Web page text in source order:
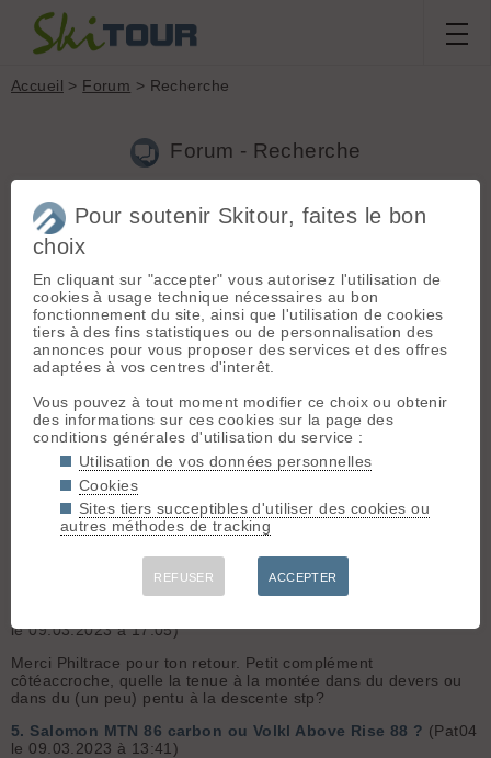
Accueil > Forum > Recherche
Forum - Recherche
Nouveau sujet|Voir tous les sujets
12 résultats
Salomon MTN 86 carbon ou Volkl Above Rise 88 ?
le 13.03.2023 à 22:34)
Merci Roufff pour ton retour. Je vais essayer de me renseigner
s'il y a déjà des informations !
Salomon MTN 86 carbon ou Volkl Above Rise 88 ?
(Pat04
le 10.03.2023 à 11:29)
@ravachol : merci ! @jacky05 : j'en suis très content (bien que
fatigués) mais les nouvelles versions de Transalp semblent
avoir perdu en rigidité et les 2 visés seraient aussi un poil plus
légers... faut bien compenser les poids des années ...
Salomon MTN 86 carbon ou Volkl Above Rise 88 ?
Encore merci Philtrace !
le 09.03.2023 à 17:05)
Merci Philtrace pour ton retour. Petit complément
côtéaccroche, quelle la tenue à la montée dans du devers ou
dans du (un peu) pentu à la descente stp?
5. Salomon MTN 86 carbon ou Volkl Above Rise 88 ? (Pat04
le 09.03.2023 à 13:41)
Pour soutenir Skitour, faites le bon
choix
En cliquant sur "accepter" vous autorisez l'utilisation de
cookies à usage technique nécessaires au bon
fonctionnement du site, ainsi que l'utilisation de cookies
tiers à des fins statistiques ou de personnalisation des
annonces pour vous proposer des services et des offres
adaptées à vos centres d'interêt.
Vous pouvez à tout moment modifier ce choix ou obtenir
des informations sur ces cookies sur la page des
conditions générales d'utilisation du service :
Utilisation de vos données personnelles
Cookies
Sites tiers succeptibles d'utiliser des cookies ou
autres méthodes de tracking
REFUSER ACCEPTER